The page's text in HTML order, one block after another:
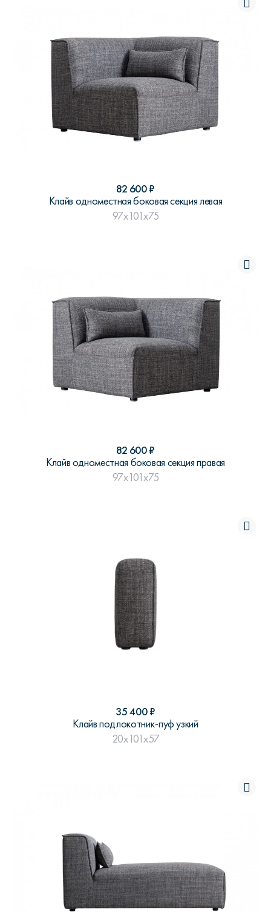
82 600₽
Клайв одноместная боковая секция левая
97x101x75
82 600₽
Клайв одноместная боковая секция правая
97x101x75
35 400₽
Клайв подлокотник-пуф узкий
20x101x57